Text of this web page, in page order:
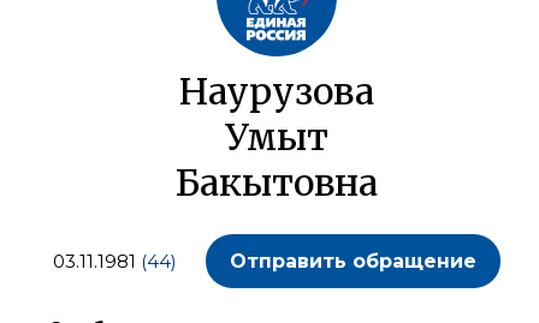
Наурузова
Умыт
Бакытовна
03.11.1981 (44) Отправить обращение